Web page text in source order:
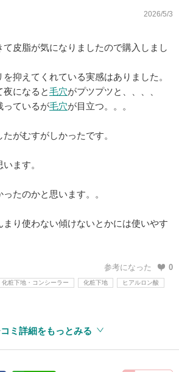
2026/5/3
皮脂が気になりましたので購入しまし
抑えてくれている実感はありました。
夜になると毛穴がプツプツと、、、、
っているが毛穴が目立つ。。。
がむすがしかったです。
ます。
たのかと思います。。
まり使わない傾けないとかには使いやす
参考になった 0
化粧下地・コンシーラー 化粧下地 ヒアルロン酸
ミ詳細をもっとみる